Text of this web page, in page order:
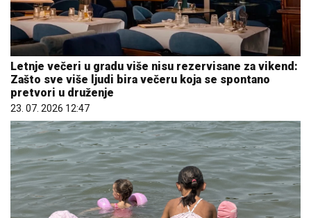
Letnje večeri u gradu više nisu rezervisane za vikend:
Zašto sve više ljudi bira večeru koja se spontano
pretvori u druženje
23. 07. 2026 12:47